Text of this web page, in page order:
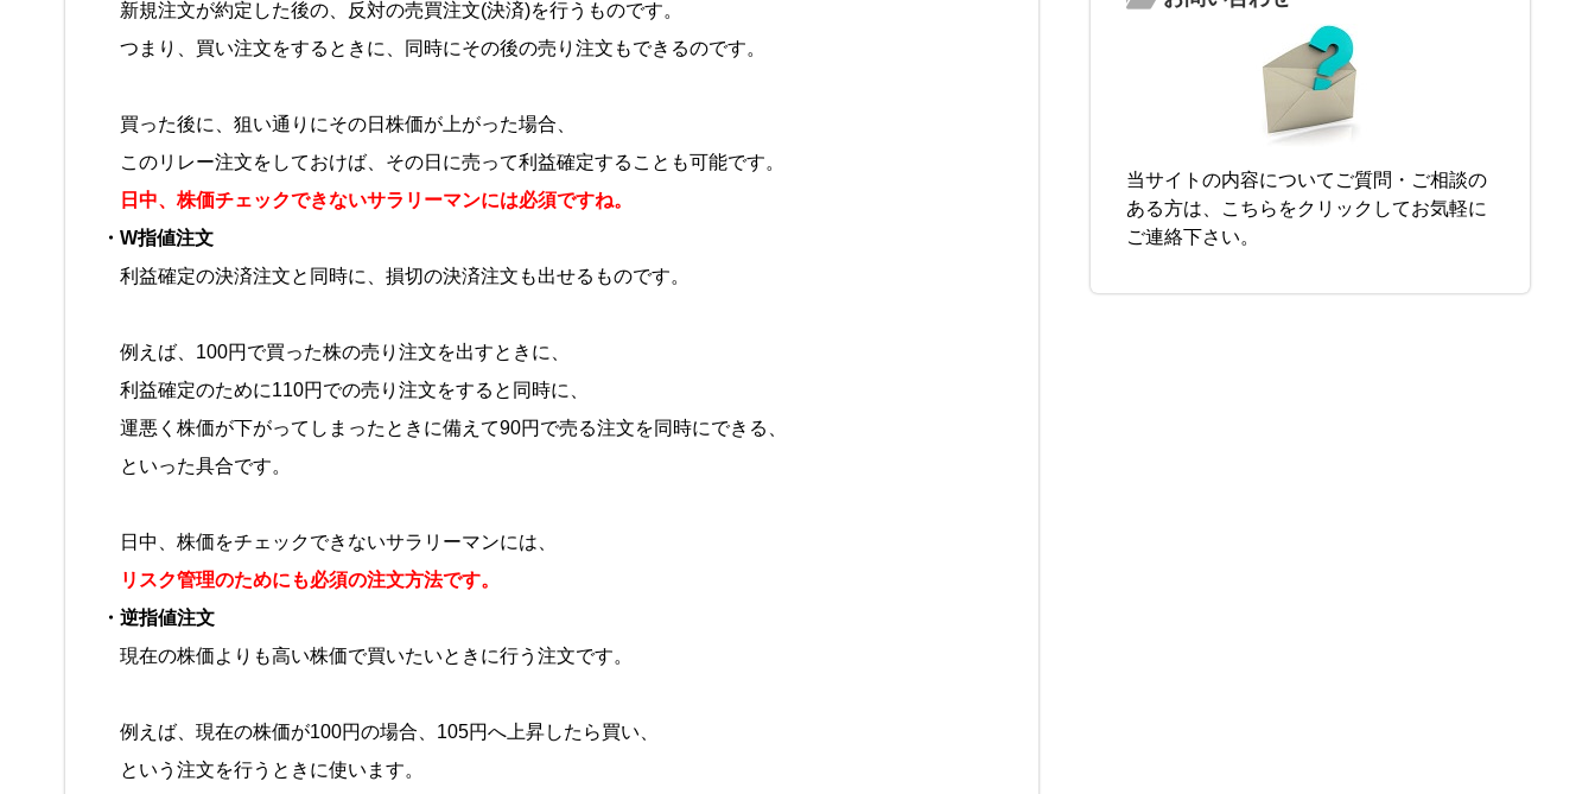
新規注文が約定した後の、反対の売買注文(決済)を行うものです。
つまり、買い注文をするときに、同時にその後の売り注文もできるのです。
買った後に、狙い通りにその日株価が上がった場合、
このリレー注文をしておけば、その日に売って利益確定することも可能です。
日中、株価チェックできないサラリーマンには必須ですね。
・W指値注文
利益確定の決済注文と同時に、損切の決済注文も出せるものです。
例えば、100円で買った株の売り注文を出すときに、
利益確定のために110円での売り注文をすると同時に、
運悪く株価が下がってしまったときに備えて90円で売る注文を同時にできる、
といった具合です。
日中、株価をチェックできないサラリーマンには、
リスク管理のためにも必須の注文方法です。
・逆指値注文
現在の株価よりも高い株価で買いたいときに行う注文です。
例えば、現在の株価が100円の場合、105円へ上昇したら買い、
という注文を行うときに使います。
当サイトの内容についてご質問・ご相談の
ある方は、こちらをクリックしてお気軽に
ご連絡下さい。